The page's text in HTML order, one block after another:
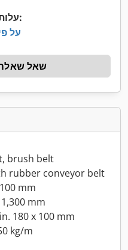
עלות משלוח:
על
שאל שאלה
brush belt
rubber conveyor belt
mm
mm
180 x 100 mm
kg/m